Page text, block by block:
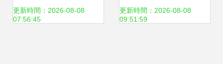
點與規(guī)范
更新時間：2026-08-08
07:56:45
施工全解析——以
更新時間：2026-08-08
09:51:59